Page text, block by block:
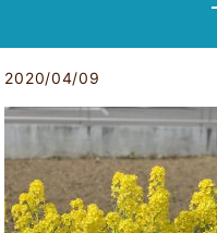
2020/04/09